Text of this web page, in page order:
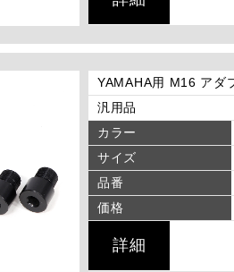
YAMAHA用 M16 アダ
汎用品
カラー
サイズ
品番
価格
詳細